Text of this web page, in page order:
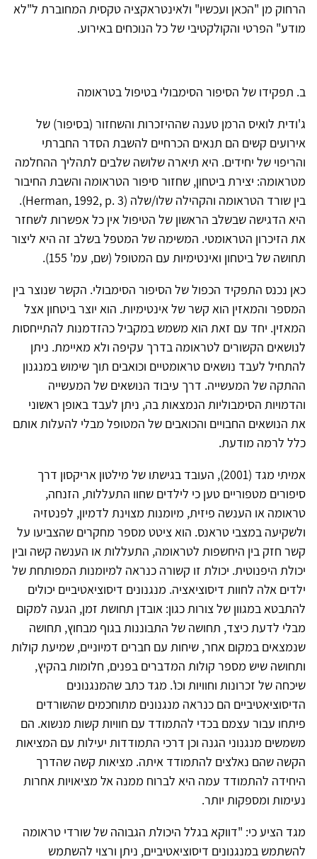
הרחוק מן "הכאן ועכשיו" ולאינטראקציה טקסית המחוברת ל"לא
מודע" הפרטי והקולקטיבי של כל הנוכחים באירוע.
ב. תפקידו של הסיפור הסימבולי בטיפול בטראומה
ג'ודית לואיס הרמן טענה שההיזכרות והשחזור (בסיפור) של
אירועים קשים הם תנאים הכרחיים להשבת הסדר החברתי
והריפוי של יחידים. היא תיארה שלושה שלבים לתהליך ההחלמה
מטראומה: יצירת ביטחון, שחזור סיפור הטראומה והשבת החיבור
בין שורד הטראומה והקהילה שלו/שלה (Herman, 1992, p. 3).
היא הדגישה שבשלב הראשון של הטיפול אין כל אפשרות לשחזר
את הזיכרון הטראומטי. המשימה של המטפל בשלב זה היא ליצור
תחושה של ביטחון ואינטימיות עם המטופל (שם, עמ' 155).
כאן נכנס התפקיד הכפול של הסיפור הסימבולי. הקשר שנוצר בין
המספר והמאזין הוא קשר של אינטימיות. הוא יוצר ביטחון אצל
המאזין. יחד עם זאת הוא משמש במקביל כהזדמנות להתייחסות
לנושאים הקשורים לטראומה בדרך עקיפה ולא מאיימת. ניתן
להתחיל לעבד נושאים טראומטיים וכואבים תוך שימוש במנגנון
ההתקה של המעשייה. דרך עיבוד הנושאים של המעשייה
והדמויות הסימבוליות הנמצאות בה, ניתן לעבד באופן ראשוני
את הנושאים החבויים והכואבים של המטופל מבלי להעלות אותם
כלל לרמה מודעת.
אמיתי מגד (2001), העובד בגישתו של מילטון אריקסון דרך
סיפורים מטפוריים טען כי לילדים שחוו התעללות, הזנחה,
טראומה או הענשה פיזית, מיומנות מצוינת לדמיון, לפנטזיה
ולשקיעה במצבי טראנס. הוא ציטט מספר מחקרים שהצביעו על
קשר חזק בין היחשפות לטראומה, התעללות או הענשה קשה ובין
יכולת היפנוטית. יכולת זו קשורה כנראה למיומנות המפותחת של
ילדים אלה לחוות דיסוציאציה. מנגנונים דיסוציאטיביים יכולים
להתבטא במגוון של צורות כגון: אובדן תחושת זמן, הגעה למקום
מבלי לדעת כיצד, תחושה של התבוננות בגוף מבחוץ, תחושה
שנמצאים במקום אחר, שיחות עם חברים דמיוניים, שמיעת קולות
ותחושה שיש מספר קולות המדברים בפנים, חלומות בהקיץ,
שיכחה של זכרונות וחוויות וכו'. מגד כתב שהמנגנונים
הדיסוציאטיביים הם כנראה מנגנונים מתוחכמים שהשורדים
פיתחו עבור עצמם בכדי להתמודד עם חוויות קשות מנשוא. הם
משמשים מנגנוני הגנה וכן דרכי התמודדות יעילות עם המציאות
הקשה שהם נאלצים להתמודד איתה. מציאות קשה שהדרך
היחידה להתמודד עמה היא לברוח ממנה אל מציאויות אחרות
נעימות ומספקות יותר.
מגד הציע כי: "דווקא בגלל היכולת הגבוהה של שורדי טראומה
להשתמש במנגנונים דיסוציאטיביים, ניתן ורצוי להשתמש